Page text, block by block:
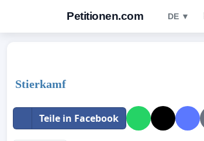
Petitionen.com DE ▼
Stierkamf
Teile in Facebook